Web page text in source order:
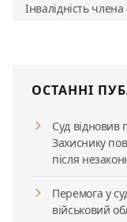
Інвалідність члена
ОСТАННІ
Суд відновив
Захиснику
після
Перемога у
військовий